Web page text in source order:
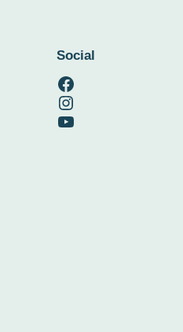
Social
RO-mondo's Facebook page
RO-mondo's Instagram profile
RO-mondo's Youtube channel